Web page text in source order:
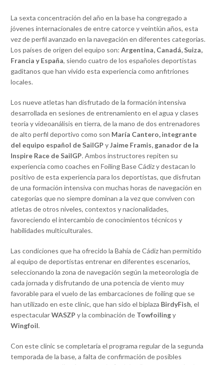
La sexta concentración del año en la base ha congregado a
jóvenes internacionales de entre catorce y veintiún años, esta
vez de perfil avanzado en la navegación en diferentes categorías.
Los países de origen del equipo son:Argentina, Canadá, Suiza,
Francia y España, siendo cuatro de los españoles deportistas
gaditanos que han vivido esta experiencia como anfitriones
locales.
Los nueve atletas han disfrutado de la formación intensiva
desarrollada en sesiones de entrenamiento en el agua y clases
teoría y videoanálisis en tierra, de la mano de dos entrenadores
de alto perfil deportivo como son María Cantero, integrante
del equipo español de SailGP yJaime Framis, ganador de la
Inspire Race de SailGP. Ambos instructores repiten su
experiencia como coaches en Foiling Base Cádiz y destacan lo
positivo de esta experiencia para los deportistas, que disfrutan
de una formación intensiva con muchas horas de navegación en
categorías que no siempre dominan a la vez que conviven con
atletas de otros niveles, contextos y nacionalidades,
favoreciendo el intercambio de conocimientos técnicos y
habilidades multiculturales.
Las condiciones que ha ofrecido la Bahía de Cádiz han permitido
al equipo de deportistas entrenar en diferentes escenarios,
seleccionando la zona de navegación según la meteorología de
cada jornada y disfrutando de una potencia de viento muy
favorable para el vuelo de las embarcaciones de foiling que se
han utilizado en este clinic, que han sido el biplaza BirdyFish, el
espectacularWASZP y la combinación de Towfoilingy
Wingfoil.
Con este clinic se completaría el programa regular de la segunda
temporada de la base, a falta de confirmación de posibles